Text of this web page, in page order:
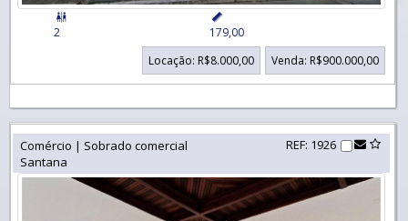

2

179,00
Venda: R$900.000,00
Locação: R$8.000,00
Comércio | Sobrado comercial
Santana
REF: 1926